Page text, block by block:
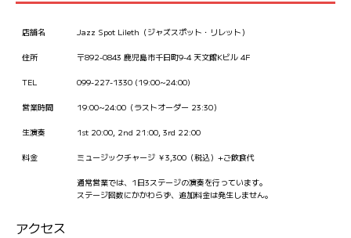
店舗名 Jazz Spot Lileth（ジャズスポット・リレット）
住所 〒892-0843 鹿児島市千日町9-4 天文館Kビル 4F
TEL 099-227-1330 (19:00~24:00)
営業時間 19:00~24:00（ラストオーダー 23:30）
生演奏 1st 20:00, 2nd 21:00, 3rd 22:00
料金 ミュージックチャージ ￥3,300（税込）+ご飲食代
通常営業では、1日3ステージの演奏を行っています。
ステージ回数にかかわらず、追加料金は発生しません。
アクセス